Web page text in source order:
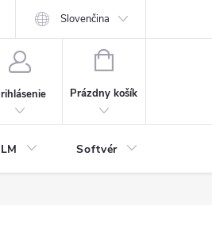
Slovenčina
NÁKUPNÝ
Prázdny košík
Softvér